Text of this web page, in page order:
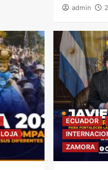
admin
LOJA
ECUADOR
ZAMORA